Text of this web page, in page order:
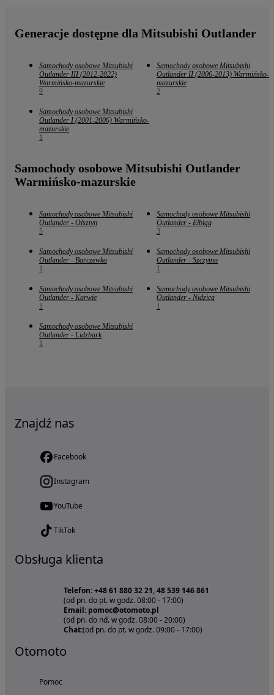
Generacje dostępne dla Mitsubishi Outlander
Samochody osobowe Mitsubishi
Outlander III (2012-2022)
Warmińsko-mazurskie
9
Samochody osobowe Mitsubishi
Outlander II (2006-2013) Warmińsko-
mazurskie
2
Samochody osobowe Mitsubishi
Outlander I (2001-2006) Warmińsko-
mazurskie
1
Samochody osobowe Mitsubishi Outlander
Warmińsko-mazurskie
Samochody osobowe Mitsubishi
Outlander - Olsztyn
5
Samochody osobowe Mitsubishi
Outlander - Elbląg
3
Samochody osobowe Mitsubishi
Outlander - Barczewko
1
Samochody osobowe Mitsubishi
Outlander - Szczytno
1
Samochody osobowe Mitsubishi
Outlander - Karwie
1
Samochody osobowe Mitsubishi
Outlander - Nidzica
1
Samochody osobowe Mitsubishi
Outlander - Lidzbark
1
Znajdź nas
Facebook
Instagram
YouTube
TikTok
Obsługa klienta
Telefon: +48 61 880 32 21, 48 539 146 861
(od pn. do pt. w godz. 08:00 - 17:00)
Email: pomoc@otomoto.pl
(od pn. do nd. w godz. 08:00 - 20:00)
Chat:(od pn. do pt. w godz. 09:00 - 17:00)
Otomoto
Pomoc